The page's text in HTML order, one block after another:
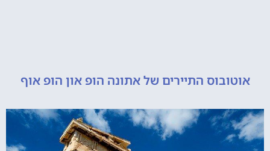
התיירים של אתונה הופ און הופ אוף